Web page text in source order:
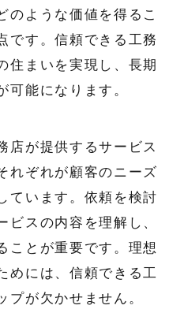
のような価値を得るこ
です。信頼できる工務
住まいを実現し、長期
能になります。
店が提供するサービス
れぞれが顧客のニーズ
ています。依頼を検討
スの内容を理解し、
ことが重要です。理想
めには、信頼できる工
が欠かせません。